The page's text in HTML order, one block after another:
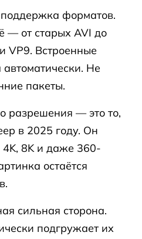
форматов.
— от старых AVI до
VP9. Встроенные
Не
пакеты.
разрешения — это то,
в 2025 году. Он
4K, 8K и даже 360-
остаётся
сильная сторона.
подгружает их